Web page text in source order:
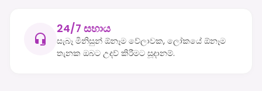
24/7 සහාය
සැබෑ මිනිසුන් ඕනෑම වේලාවක, ලෝකයේ ඕනෑම
තැනක ඔබට උදව් කිරීමට සූදානම්.